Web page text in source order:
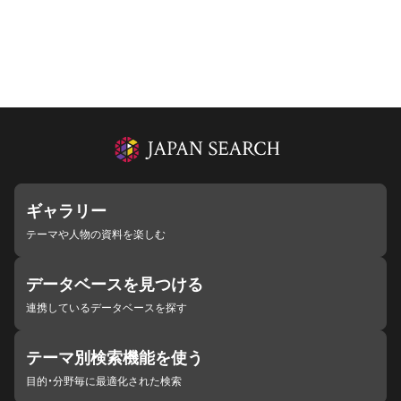
ギャラリー
テーマや人物の資料を楽しむ
データベースを見つける
連携しているデータベースを探す
テーマ別検索機能を使う
目的・分野毎に最適化された検索